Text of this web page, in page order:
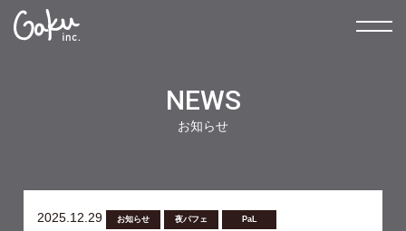
NEWS
お知らせ
2025.12.29 お知らせ 夜パフェ PaL